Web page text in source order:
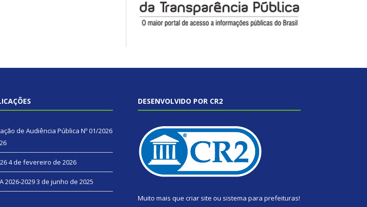
de Audiência Pública Nº 01/2026
4 de fevereiro de 2026
2026-20293 de junho de 2025
DESENVOLVIDO POR CR2
Muito mais que criar site ou sistema para prefeituras!